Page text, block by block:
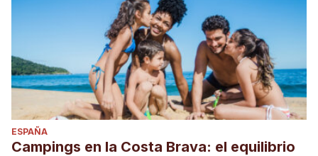
ESPAÑA
Campings en la Costa Brava: el equilibrio